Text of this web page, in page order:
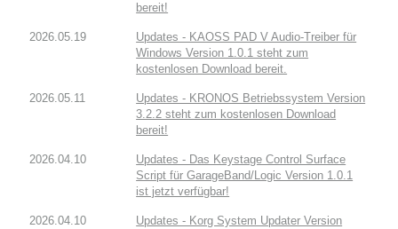
bereit!
2026.05.19
Updates - KAOSS PAD V Audio-Treiber für
Windows Version 1.0.1 steht zum
kostenlosen Download bereit.
2026.05.11
Updates - KRONOS Betriebssystem Version
3.2.2 steht zum kostenlosen Download
bereit!
2026.04.10
Updates - Das Keystage Control Surface
Script für GarageBand/Logic Version 1.0.1
ist jetzt verfügbar!
2026.04.10
Updates - Korg System Updater Version